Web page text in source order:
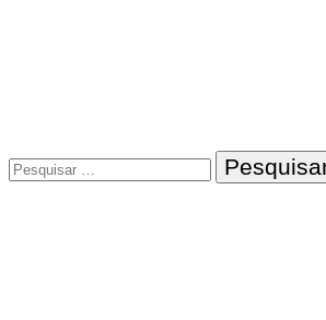
Pesquisar
por: